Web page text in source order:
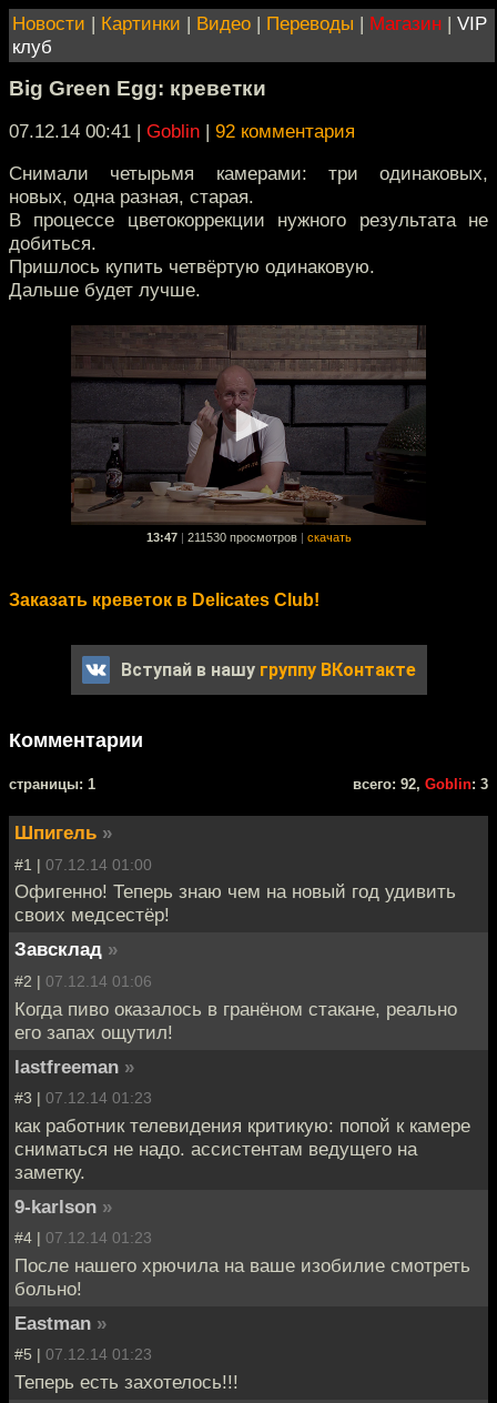
Новости | Картинки | Видео | Переводы | Магазин | VIP
клуб
Big Green Egg: креветки
07.12.14 00:41 | Goblin | 92 комментария
Снимали четырьмя камерами: три одинаковых,
новых, одна разная, старая.
В процессе цветокоррекции нужного результата не
добиться.
Пришлось купить четвёртую одинаковую.
Дальше будет лучше.
13:47 211530 просмотров скачать
Заказать креветок в Delicates Club!
Вступай в нашу группу ВКонтакте
Комментарии
cтраницы: 1 всего: 92, Goblin: 3
Шпигель »
#1 | 07.12.14 01:00
Офигенно! Теперь знаю чем на новый год удивить
своих медсестёр!
Завсклад »
#2 | 07.12.14 01:06
Когда пиво оказалось в гранёном стакане, реально
его запах ощутил!
lastfreeman »
#3 | 07.12.14 01:23
как работник телевидения критикую: попой к камере
сниматься не надо. ассистентам ведущего на
заметку.
9-karlson »
#4 | 07.12.14 01:23
После нашего хрючила на ваше изобилие смотреть
больно!
Eastman »
#5 | 07.12.14 01:23
Теперь есть захотелось!!!